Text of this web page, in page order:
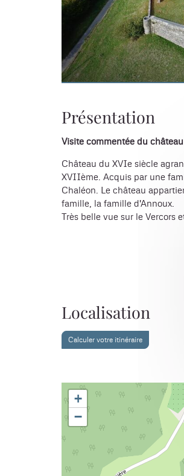
Présentation
Visite commentée du
Château du XVIe siècle
XVIIème. Acquis par une
Chaléon. Le château
famille, la famille d'Annoux.
Très belle vue sur le Vercors
Localisation
Calculer votre itinéraire
+
−